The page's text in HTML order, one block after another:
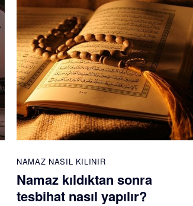
NAMAZ NASIL KILINIR
Namaz kıldıktan sonra
tesbihat nasıl yapılır?